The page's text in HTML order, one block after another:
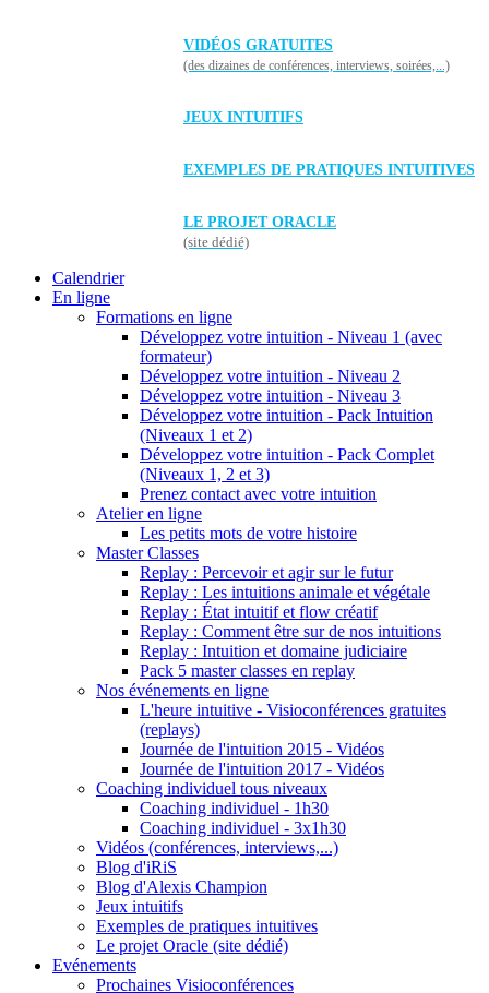
VIDÉOS GRATUITES
(des dizaines de conférences, interviews, soirées,...)
JEUX INTUITIFS
EXEMPLES DE PRATIQUES INTUITIVES
LE PROJET ORACLE
(site dédié)
Calendrier
En ligne
Formations en ligne
Développez votre intuition - Niveau 1 (avec
formateur)
Développez votre intuition - Niveau 2
Développez votre intuition - Niveau 3
Développez votre intuition - Pack Intuition
(Niveaux 1 et 2)
Développez votre intuition - Pack Complet
(Niveaux 1, 2 et 3)
Prenez contact avec votre intuition
Atelier en ligne
Les petits mots de votre histoire
Master Classes
Replay : Percevoir et agir sur le futur
Replay : Les intuitions animale et végétale
Replay : État intuitif et flow créatif
Replay : Comment être sur de nos intuitions
Replay : Intuition et domaine judiciaire
Pack 5 master classes en replay
Nos événements en ligne
L'heure intuitive - Visioconférences gratuites
(replays)
Journée de l'intuition 2015 - Vidéos
Journée de l'intuition 2017 - Vidéos
Coaching individuel tous niveaux
Coaching individuel - 1h30
Coaching individuel - 3x1h30
Vidéos (conférences, interviews,...)
Blog d'iRiS
Blog d'Alexis Champion
Jeux intuitifs
Exemples de pratiques intuitives
Le projet Oracle (site dédié)
Evénements
Prochaines Visioconférences